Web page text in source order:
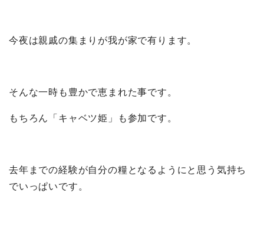
今夜は親戚の集まりが我が家で有ります。
そんな一時も豊かで恵まれた事です。
もちろん「キャベツ姫」も参加です。
去年までの経験が自分の糧となるようにと思う気持ち
でいっぱいです。